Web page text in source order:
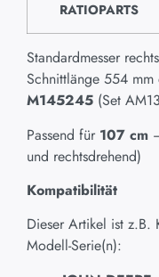
RATIOPARTS
Standardmesser
Schnittlänge 554 mm
M145245 (Set
Passend für 107 cm
und rechtsdrehend)
Kompatibilität
Dieser Artikel ist
Modell-Serie(n):